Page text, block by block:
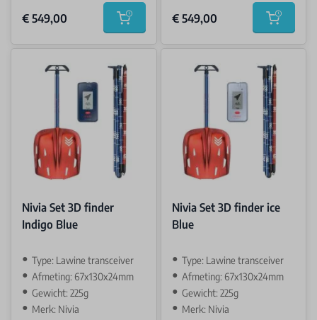
€ 549,00 Add to cart € 549,00 Add to
Nivia Set 3D finder
Indigo Blue
Type: Lawine transceiver
Afmeting: 67x130x24mm
Gewicht: 225g
Merk: Nivia
Nivia Set 3D finder ice
Blue
Type: Lawine transceiver
Afmeting: 67x130x24mm
Gewicht: 225g
Merk: Nivia